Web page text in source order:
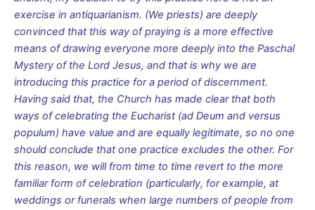
exercise in antiquarianism. (We priests) are deeply
convinced that this way of praying is a more effective
means of drawing everyone more deeply into the Paschal
Mystery of the Lord Jesus, and that is why we are
introducing this practice for a period of discernment.
Having said that, the Church has made clear that both
ways of celebrating the Eucharist (ad Deum and versus
populum) have value and are equally legitimate, so no one
should conclude that one practice excludes the other. For
this reason, we will from time to time revert to the more
familiar form of celebration (particularly, for example, at
weddings or funerals when large numbers of people from